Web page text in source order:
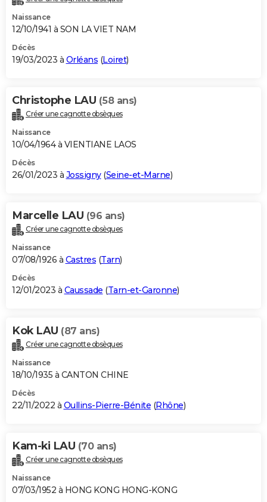
Naissance
12/10/1941 à SON LA VIET NAM
Décès
19/03/2023 à Orléans (Loiret)
Christophe LAU (58 ans)
Créer une cagnotte obsèques
Naissance
10/04/1964 à VIENTIANE LAOS
Décès
26/01/2023 à Jossigny(Seine-et-Marne)
Marcelle LAU (96 ans)
Créer une cagnotte obsèques
Naissance
07/08/1926 à Castres (Tarn)
Décès
12/01/2023 à Caussade (Tarn-et-Garonne)
Kok LAU (87 ans)
Créer une cagnotte obsèques
Naissance
18/10/1935 à CANTON CHINE
Décès
22/11/2022 à Oullins-Pierre-Bénite (Rhône)
Kam-ki LAU (70 ans)
Créer une cagnotte obsèques
Naissance
07/03/1952 à HONG KONG HONG-KONG